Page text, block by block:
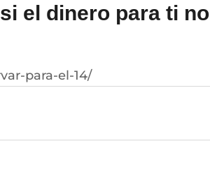
el dinero para ti no
para-el-14/